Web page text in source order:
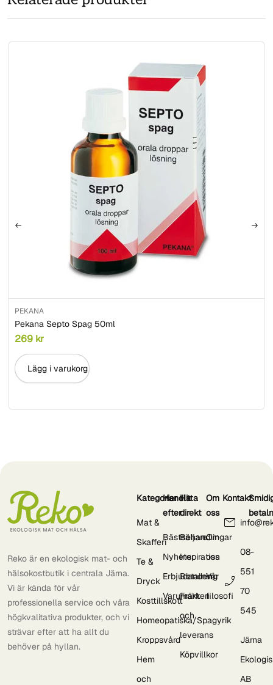
PEKANA
Pekana Septo Spag 50ml
269 kr
Lägg i varukorg
Reko är en ekologisk mat- och
hälsokostbutik i centrala Järna.
Vi är kända för vår
professionella service och våra
högkvalitativa produkter, och vi
strävar efter att ha allt du
behöver på hyllan.
Kategorier
Mat &
Skafferi
Te &
Dryck
Kosttillskott
Homeopatiska/Spagyrik
Kroppsvård
Hem
och
Handla
efter
Bästsäljare
Nyheter
Erbjudanden
Varumärken
Hitta
direkt
Behandlingar
Inspiration
Betalning
Frakt
och
leverans
Köpvillkor
Om
oss
Om
oss
Vår
filosofi
Kontakt
08-
551
70
545
Järna
AB